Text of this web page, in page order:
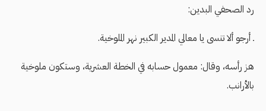
رد الصحفي البدين:
ـ أرجو ألا تنسى يا معالي المدير الكبير نهر الملوخية.
هز رأسه، وقال: معمول حسابه في الخطة العشرية، وستكون ملوخية
بالأرانب.